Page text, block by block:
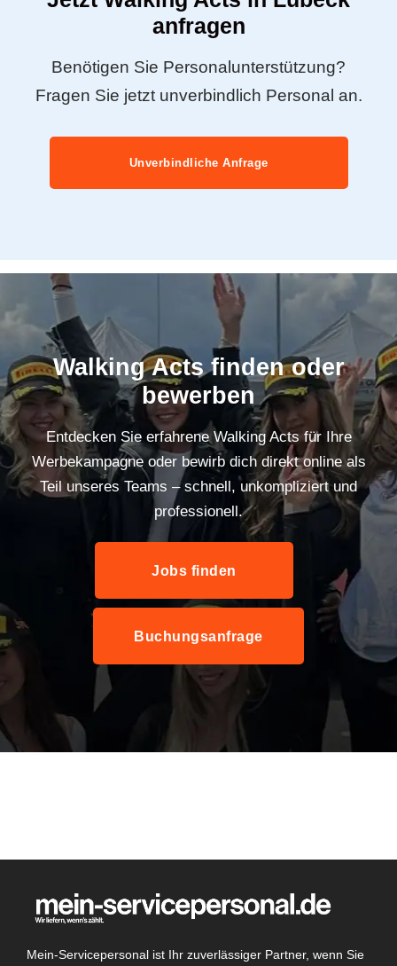
anfragen
Benötigen Sie Personalunterstützung?
Fragen Sie jetzt unverbindlich Personal an.
Unverbindliche Anfrage
Walking Acts finden oder
bewerben
Entdecken Sie erfahrene Walking Acts für Ihre
Werbekampagne oder bewirb dich direkt online als
Teil unseres Teams – schnell, unkompliziert und
professionell.
Jobs finden
Buchungsanfrage
Mein-Servicepersonal ist Ihr zuverlässiger Partner, wenn Sie